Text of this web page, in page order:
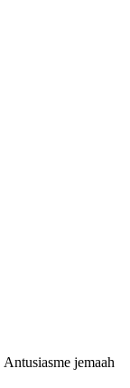
Antusiasme jemaah